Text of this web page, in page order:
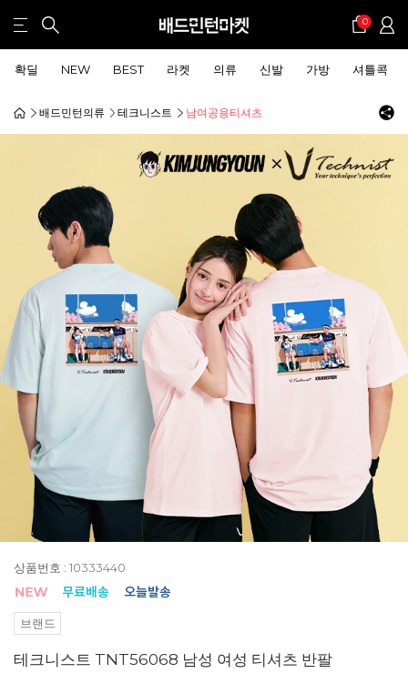
0
확딜 NEW BEST 라켓 의류 신발 가방 셔틀콕
배드민턴의류 테크니스트 남여공용티셔츠
상품번호 : 10333440
브랜드
테크니스트 TNT56068 남성 여성 티셔츠 반팔